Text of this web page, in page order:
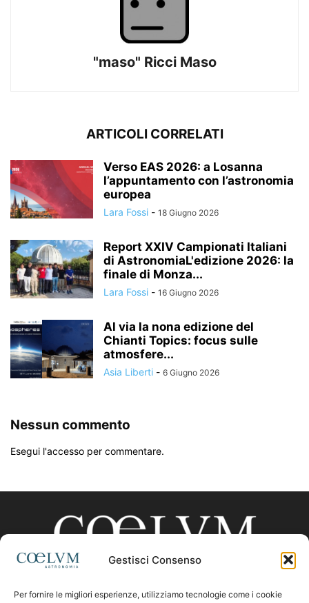
Gestisci Consenso
Per fornire le migliori esperienze, utilizziamo tecnologie come i cookie
"maso" Ricci Maso
ARTICOLI CORRELATI
Verso EAS 2026: a Losanna
l’appuntamento con l’astronomia
europea
Lara Fossi - 18 Giugno 2026
Report XXIV Campionati Italiani
di AstronomiaL'edizione 2026: la
finale di Monza...
Lara Fossi - 16 Giugno 2026
Al via la nona edizione del
Chianti Topics: focus sulle
atmosfere...
Asia Liberti - 6 Giugno 2026
Nessun commento
Esegui l'accesso per commentare.